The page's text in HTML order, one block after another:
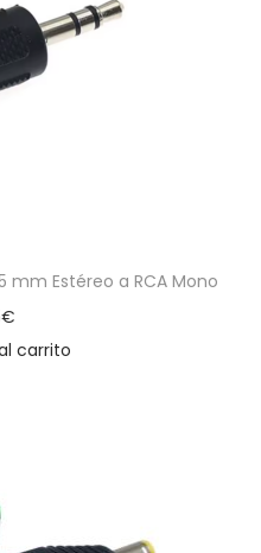
mm Estéreo a RCA Mono
€
carrito